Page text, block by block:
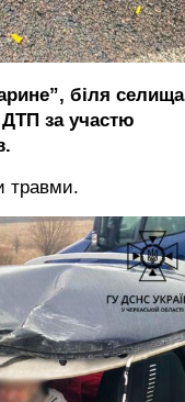
біля селища
за участю
травми.